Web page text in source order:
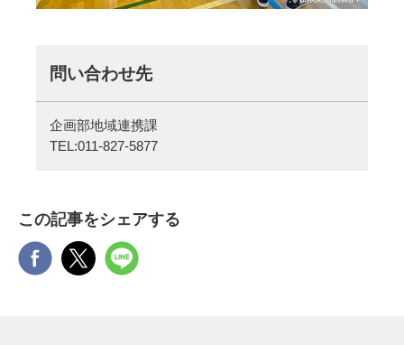
問い合わせ先
企画部地域連携課
TEL:011-827-5877
この記事をシェアする